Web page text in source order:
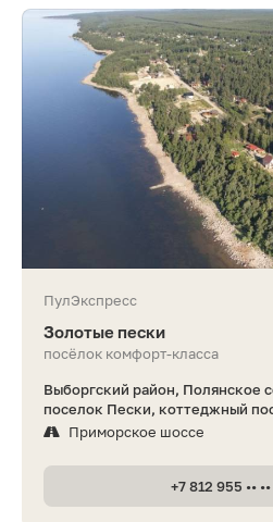
ПулЭкспресс
Золотые пески
посёлок комфорт-класса
Выборгский район, Полянское
поселок Пески, коттеджный
Приморское шоссе
+7 812 955 •• ••